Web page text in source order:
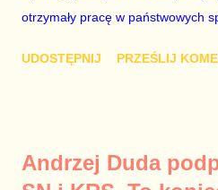
oskarżany polityk milczy. Tygod...
otrzymały pracę w państwowych
polityków PO na ten temat.
PiS, a następnie uzyskują
UDOSTĘPNIJ PRZEŚLIJ
Andrzej Duda